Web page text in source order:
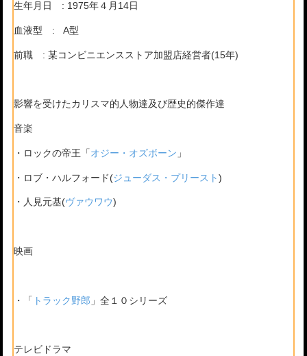
生年月日 : 1975年４月14日
血液型 : A型
前職 : 某コンビニエンスストア加盟店経営者(15年)
影響を受けたカリスマ的人物達及び歴史的傑作達
音楽
・ロックの帝王「 オジー・オズボーン 」
・ロブ・ハルフォード(ジューダス・プリースト )
・人見元基(ヴァウワウ)
映画
・「 トラック野郎 」全１０シリーズ
テレビドラマ